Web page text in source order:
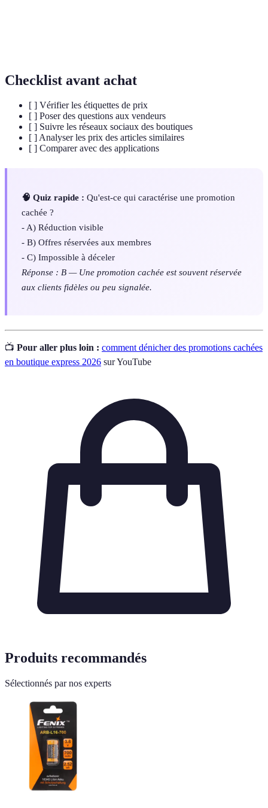
Checklist avant achat
[ ] Vérifier les étiquettes de prix
[ ] Poser des questions aux vendeurs
[ ] Suivre les réseaux sociaux des boutiques
[ ] Analyser les prix des articles similaires
[ ] Comparer avec des applications
🧠 Quiz rapide : Qu'est-ce qui caractérise une promotion
cachée ?
- A) Réduction visible
- B) Offres réservées aux membres
- C) Impossible à déceler
Réponse : B — Une promotion cachée est souvent réservée
aux clients fidèles ou peu signalée.
📺 Pour aller plus loin : comment dénicher des promotions cachées
en boutique express 2026 sur YouTube
Produits recommandés
Sélectionnés par nos experts